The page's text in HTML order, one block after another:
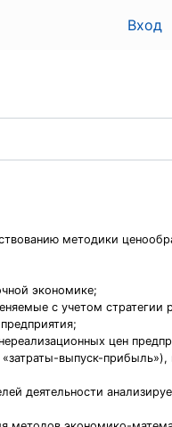
Вход
методики
экономике;
с учетом стратегии
цен
выпуск-
деятельности